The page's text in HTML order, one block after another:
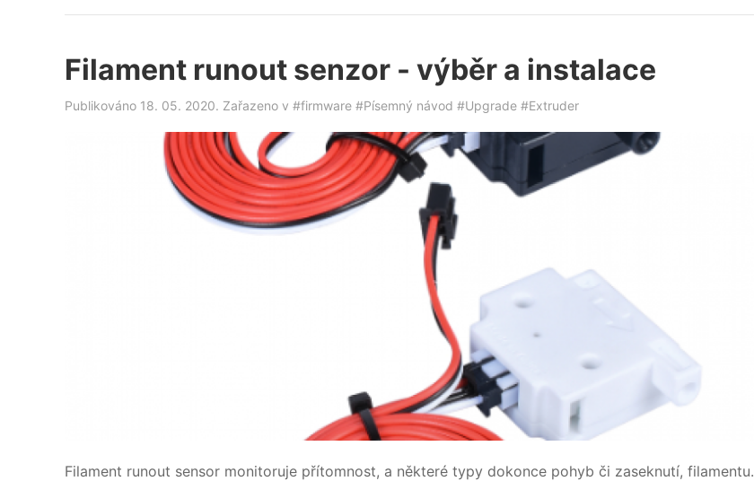
Filament runout senzor - výběr a instalace
Publikováno 18. 05. 2020. Zařazeno v #firmware #Písemný návod #Upgrade #Extruder
Filament runout sensor monitoruje přítomnost, a některé typy dokonce pohyb či zaseknutí, filamentu.